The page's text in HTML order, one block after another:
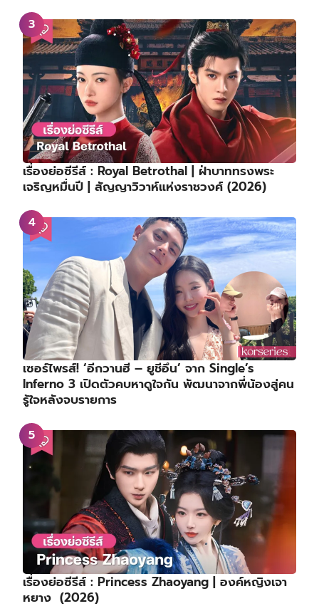
เรื่องย่อซีรีส์ : Royal Betrothal | ฝ่าบาททรงพระ
เจริญหมื่นปี | สัญญาวิวาห์แห่งราชวงศ์ (2026)
เซอร์ไพรส์! ‘อีกวานฮี – ยูชีอึน’ จาก Single’s
Inferno 3 เปิดตัวคบหาดูใจกัน พัฒนาจากพี่น้องสู่คน
รู้ใจหลังจบรายการ
เรื่องย่อซีรีส์ : Princess Zhaoyang | องค์หญิงเจา
หยาง (2026)